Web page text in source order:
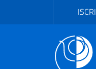
Vai al contenuto